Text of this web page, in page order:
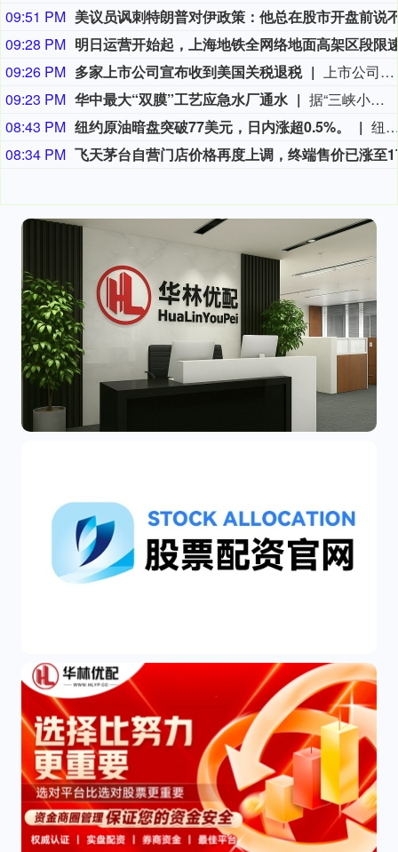
09:51 PM
09:28 PM
09:26 PM 多家上市公司宣布收到美国关税退税
上市公司公告显示，自7月以来，多家公司宣布已经收到美国关税退税。根据美国最高法院今年2月裁定，《国际紧急经济权力法》不授权总统征收大规模关税。美国国际贸易法院随后下令海关办理相关退款。海关与边境保护局4月20日启动第一阶段退款工作，首批退款于5月11日前后发放。美国海关与边境保护局官员本月4日披露的信息显示，截至7月底，该部门已处理完毕约1000亿美元关税的退款流程并把相关信息提供给财政部用于付款。（中新社）
09:23 PM 华中最大“双膜”工艺应急水厂通水
据“三峡小微”公众号消息，8月8日，由三峡集团所属长江环保集团、武汉市水务集团等共同投资建设的华中地区规模最大的“双膜”工艺应急水厂——武汉梁子湖应急水厂并网通水，标志着武汉市江南区域正式构建起“一江一湖”双水源互为备援、灵活调度的供水新格局，为片区660万市民用水安全提供坚实保障。
08:43 PM 纽约原油暗盘突破77美元，日内涨超0.5%。
纽约原油暗盘突破77美元
08:34 PM